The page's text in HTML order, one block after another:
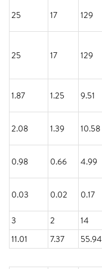
129
17
25
129
17
25
9.51
1.25
1.87
10.58
1.39
2.08
4.99
0.66
0.98
0.17
0.02
0.03
14
2
3
55.94
7.37
11.01